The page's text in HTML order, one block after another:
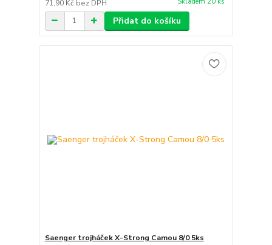
71,90 Kč bez DPH
Přidat do košíku
Saenger trojháček X-Strong Camou 8/0 5ks